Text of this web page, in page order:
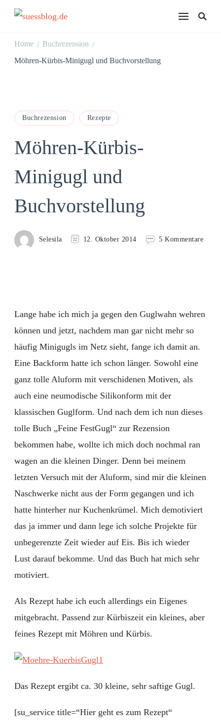
Home / Buchrezension /
Möhren-Kürbis-Minigugl und Buchvorstellung
Buchrezension Rezepte
Möhren-Kürbis-
Minigugl und
Buchvorstellung
Selesila 12. Oktober 2014 5 Kommentarezu
Lange habe ich mich ja gegen den Guglwahn wehren
können und jetzt, nachdem man gar nicht mehr so
häufig Minigugls im Netz sieht, fange ich damit an.
Eine Backform hatte ich schon länger. Sowohl eine
ganz tolle Aluform mit verschidenen Motiven, als
auch eine neumodische Silikonform mit der
klassischen Guglform. Und nach dem ich nun dieses
tolle Buch „Feine FestGugl“ zur Rezension
bekommen habe, wollte ich mich doch nochmal ran
wagen an die kleinen Dinger. Denn bei meinem
letzten Versuch mit der Aluform, sind mir die kleinen
Naschwerke nicht aus der Form gegangen und ich
hatte hinterher nur Kuchenkrümel. Mich demotiviert
das ja immer und dann lege ich solche Projekte für
unbegerenzte Zeit wieder auf Eis. Bis ich wieder
Lust darauf bekomme. Und das Buch hat mich sehr
motiviert.
Als Rezept habe ich euch allerdings ein Eigenes
mitgebracht. Passend zur Kürbiszeit ein kleines, aber
feines Rezept mit Möhren und Kürbis.
Das Rezept ergibt ca. 30 kleine, sehr saftige Gugl.
[su_service title=“Hier geht es zum Rezept“